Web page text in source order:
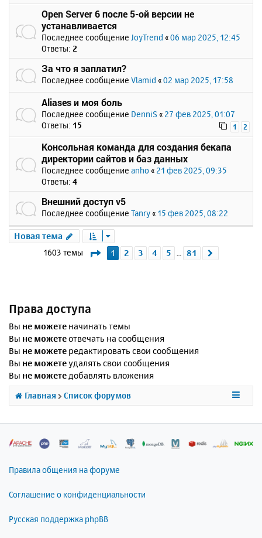
Open Server 6 после 5-ой версии не
устанавливается
Последнее сообщение JoyTrend «06 мар 2025, 12:45
Ответы: 2
За что я заплатил?
Последнее сообщение Vlamid «02 мар 2025, 17:58
Aliases и моя боль
Последнее сообщение DenniS « 27 фев 2025, 01:07
Ответы: 15 1 2
Консольная команда для создания бекапа
директории сайтов и баз данных
Последнее сообщение anho « 21 фев 2025, 09:35
Ответы: 4
Внешний доступ v5
Последнее сообщение Tanry « 15 фев 2025, 08:22
Новая тема
1603 темы Страница1 из 81
1 2 3 4 5 … 81
Права доступа
Вы не можете начинать темы
Вы не можетеотвечать на сообщения
Вы не можете редактировать свои сообщения
Вы не можетеудалять свои сообщения
Вы не можетедобавлять вложения
Главная Список форумов
Правила общения на форуме
Соглашение о конфиденциальности
Русская поддержка phpBB